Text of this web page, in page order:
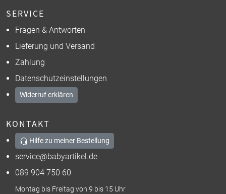
SERVICE
Fragen & Antworten
Lieferung und Versand
Zahlung
Datenschutzeinstellungen
Widerruf erklären
KONTAKT
Hilfe zu meiner Bestellung
service@babyartikel.de
089 904 750 60
Montag bis Freitag von 9 bis 15 Uhr